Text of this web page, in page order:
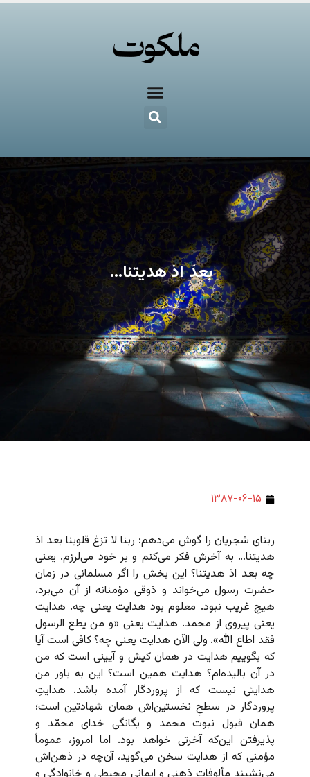
بعدَ اذ هدیتنا…
۱۳۸۷-۰۶-۱۵
ربنای شجریان را گوش می‌دهم: ربنا لا تزغ قلوبنا بعد اذ
هدیتنا… به آخرش فکر می‌کنم و بر خود می‌لرزم. یعنی
چه بعد اذ هدیتنا؟ این بخش را اگر مسلمانی در زمان
حضرت رسول می‌خواند و ذوقی مؤمنانه از آن می‌برد،
هیچ غریب نبود. معلوم بود هدایت یعنی چه. هدایت
یعنی پیروی از محمد. هدایت یعنی «و من یطع الرسول
فقد اطاع الله». ولی الآن هدایت یعنی چه؟ کافی است آیا
که بگوییم هدایت در همان کیش و آیینی است که من
در آن بالیده‌ام؟ هدایت همین است؟ این به باور من
هدایتی نیست که از پروردگار آمده باشد. هدایتِ
پروردگار در سطحِ نخستین‌اش همان شهادتین است؛
همان قبول نبوت محمد و یگانگی خدای محمّد و
پذیرفتن این‌که آخرتی خواهد بود. اما امروز، عموماً
مؤمنی که از هدایت سخن می‌گوید، آن‌چه در ذهن‌اش